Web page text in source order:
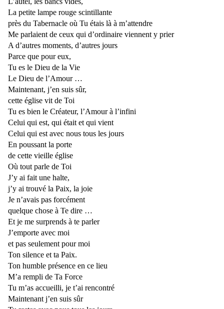
La petite lampe rouge scintillante
près du Tabernacle où Tu étais là à m’attendre
Me parlaient de ceux qui d’ordinaire viennent y prier
A d’autres moments, d’autres jours
Parce que pour eux,
Tu es le Dieu de la Vie
Le Dieu de l’Amour …
Maintenant, j’en suis sûr,
cette église vit de Toi
Tu es bien le Créateur, l’Amour à l’infini
Celui qui est, qui était et qui vient
Celui qui est avec nous tous les jours
En poussant la porte
de cette vieille église
Où tout parle de Toi
J’y ai fait une halte,
j’y ai trouvé la Paix, la joie
Je n’avais pas forcément
quelque chose à Te dire …
Et je me surprends à te parler
J’emporte avec moi
et pas seulement pour moi
Ton silence et ta Paix.
Ton humble présence en ce lieu
M’a rempli de Ta Force
Tu m’as accueilli, je t’ai rencontré
Maintenant j’en suis sûr